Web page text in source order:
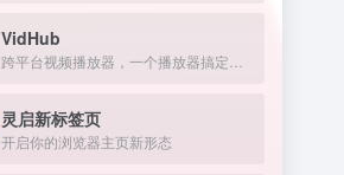
VidHub
灵启新标签页
开启你的浏览器主页新形态